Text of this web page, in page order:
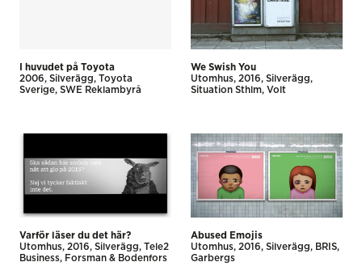
I huvudet på Toyota
2006
Silverägg
Toyota
Sverige SWE Reklambyrå
We Swish You
Utomhus 2016
Silverägg
Situation Sthlm Volt
Varför läser du det här?
Utomhus 2016 Silverägg
Tele2
Business
Forsman & Bodenfors
Abused Emojis
Utomhus 2016 Silverägg
BRIS
Garbergs